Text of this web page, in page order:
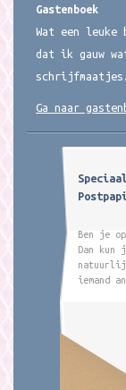
Gastenboek
Wat een leuke
dat ik gauw
Ga naar
Ben je
Dan
iemand